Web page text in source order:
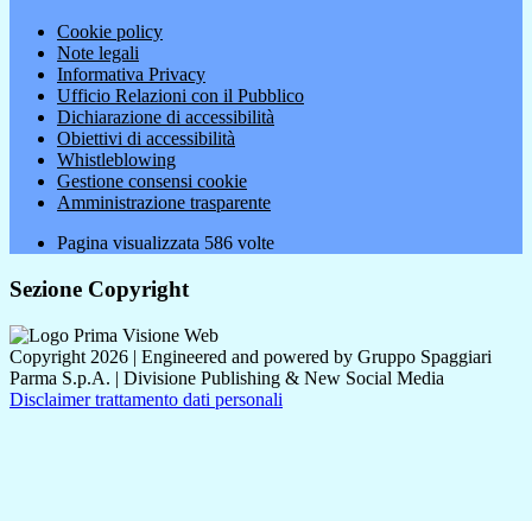
Cookie policy
Note legali
Informativa Privacy
Ufficio Relazioni con il Pubblico
Dichiarazione di accessibilità
Obiettivi di accessibilità
Whistleblowing
Gestione consensi cookie
Amministrazione trasparente
Pagina visualizzata 586 volte
Sezione Copyright
Copyright 2026 | Engineered and powered by Gruppo Spaggiari
Parma S.p.A. | Divisione Publishing & New Social Media
Disclaimer trattamento dati personali